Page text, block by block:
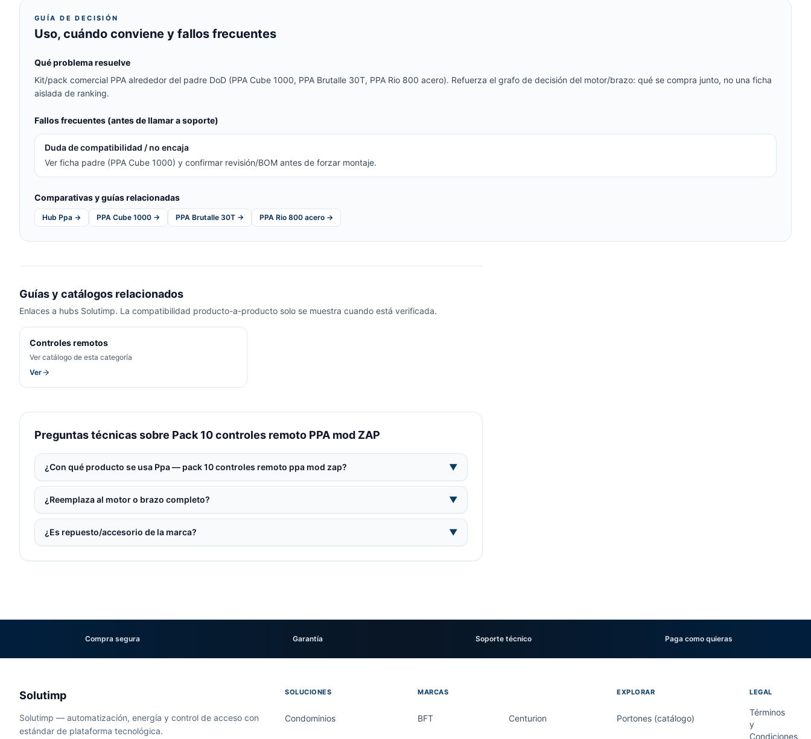
GUÍA DE DECISIÓN
Uso, cuándo conviene y fallos frecuentes
Qué problema resuelve
Kit/pack comercial PPA alrededor del padre DoD (PPA Cube 1000, PPA Brutalle 30T, PPA Rio 800 acero). Refuerza el grafo de decisión del motor/brazo: qué se compra junto, no una ficha
aislada de ranking.
Fallos frecuentes (antes de llamar a soporte)
Duda de compatibilidad / no encaja
Ver ficha padre (PPA Cube 1000) y confirmar revisión/BOM antes de forzar montaje.
Comparativas y guías relacionadas
Hub Ppa → PPA Cube 1000 → PPA Brutalle 30T → PPA Rio 800 acero →
Guías y catálogos relacionados
Enlaces a hubs Solutimp. La compatibilidad producto-a-producto solo se muestra cuando está verificada.
Controles remotos
Ver catálogo de esta categoría
Ver
Preguntas técnicas sobre Pack 10 controles remoto PPA mod ZAP
¿Con qué producto se usa Ppa — pack 10 controles remoto ppa mod zap? ▼
¿Reemplaza al motor o brazo completo? ▼
¿Es repuesto/accesorio de la marca? ▼
Compra segura Garantía Soporte técnico Paga como quieras
Solutimp
Solutimp — automatización, energía y control de acceso con
estándar de plataforma tecnológica.
SOLUCIONES
Condominios
MARCAS
BFT Centurion
EXPLORAR
Portones (catálogo)
LEGAL
Términos
y
Condiciones